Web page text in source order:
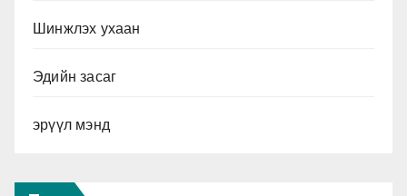
Шинжлэх ухаан
Эдийн засаг
эрүүл мэнд